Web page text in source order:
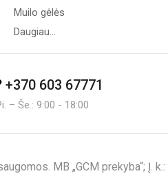
Muilo gėlės
Daugiau...
+370 603 67771
– Še.: 9:00 - 18:00
MB „GCM prekyba“; Į.